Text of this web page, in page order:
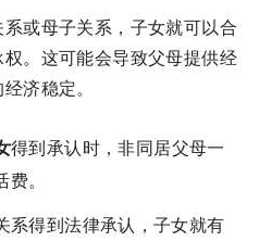
或母子关系，子女就可以合
。这可能会导致父母提供经
济稳定。
得到承认时，非同居父母一
。
系得到法律承认，子女就有